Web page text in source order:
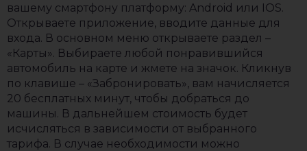
вашему смартфону платформу: Android или IOS.
Открываете приложение, вводите данные для
входа. В основном меню открываете раздел –
«Карты». Выбираете любой понравившийся
автомобиль на карте и жмете на значок. Кликнув
по клавише – «Забронировать», вам начисляется
20 бесплатных минут, чтобы добраться до
машины. В дальнейшем стоимость будет
исчисляться в зависимости от выбранного
тарифа. В случае необходимости можно